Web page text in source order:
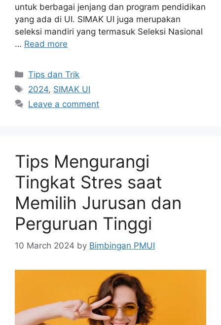
untuk berbagai jenjang dan program pendidikan
yang ada di UI. SIMAK UI juga merupakan
seleksi mandiri yang termasuk Seleksi Nasional
… Read more
Tips dan Trik
2024, SIMAK UI
Leave a comment
Tips Mengurangi
Tingkat Stres saat
Memilih Jurusan dan
Perguruan Tinggi
10 March 2024 by Bimbingan PMUI